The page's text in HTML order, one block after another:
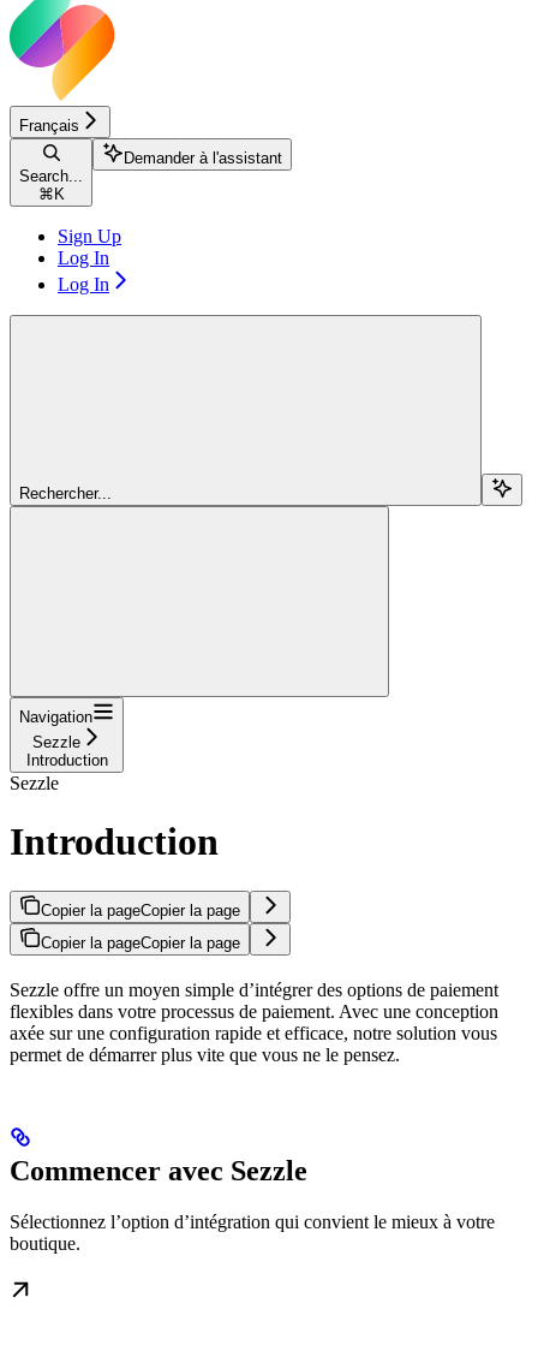
Français
Search...
⌘ K
Demander à l'assistant
Sign Up
Log In
Log In
Rechercher...
Navigation
Sezzle
Introduction
Sezzle
Introduction
Copier la pageCopier la page
Copier la pageCopier la page
Sezzle offre un moyen simple d’intégrer des options de paiement
flexibles dans votre processus de paiement. Avec une conception
axée sur une configuration rapide et efficace, notre solution vous
permet de démarrer plus vite que vous ne le pensez.
Commencer avec Sezzle
Sélectionnez l’option d’intégration qui convient le mieux à votre
boutique.